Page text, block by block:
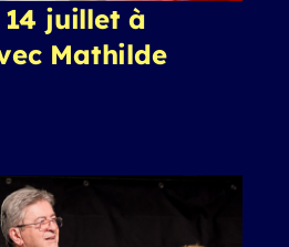
14 juillet à
Mathilde